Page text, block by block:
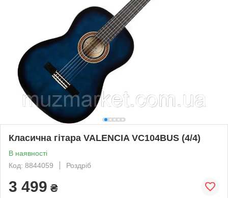
Класична гітара VALENCIA VC104BUS (4/4)
В наявності
Код: 8844059
Роздріб
3 499 ₴